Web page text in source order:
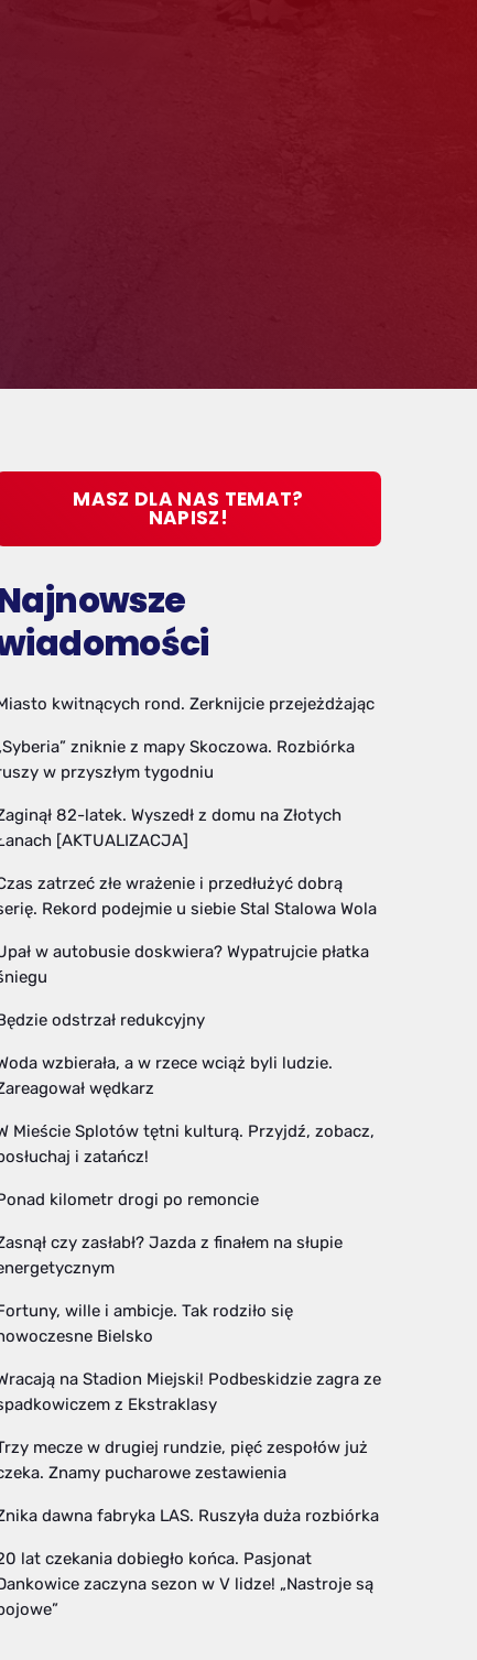
MASZ DLA NAS TEMAT?
NAPISZ!
kwitnących rond. Zerknijcie przejeżdżając
zniknie z mapy Skoczowa. Rozbiórka
w przyszłym tygodniu
82-latek. Wyszedł z domu na Złotych
[AKTUALIZACJA]
zatrzeć złe wrażenie i przedłużyć dobrą
Rekord podejmie u siebie Stal Stalowa Wola
w autobusie doskwiera? Wypatrujcie płatka
odstrzał redukcyjny
wzbierała, a w rzece wciąż byli ludzie.
wędkarz
Mieście Splotów tętni kulturą. Przyjdź, zobacz,
i zatańcz!
kilometr drogi po remoncie
czy zasłabł? Jazda z finałem na słupie
wille i ambicje. Tak rodziło się
Bielsko
na Stadion Miejski! Podbeskidzie zagra ze
z Ekstraklasy
mecze w drugiej rundzie, pięć zespołów już
Znamy pucharowe zestawienia
dawna fabryka LAS. Ruszyła duża rozbiórka
lat czekania dobiegło końca. Pasjonat
zaczyna sezon w V lidze! „Nastroje są